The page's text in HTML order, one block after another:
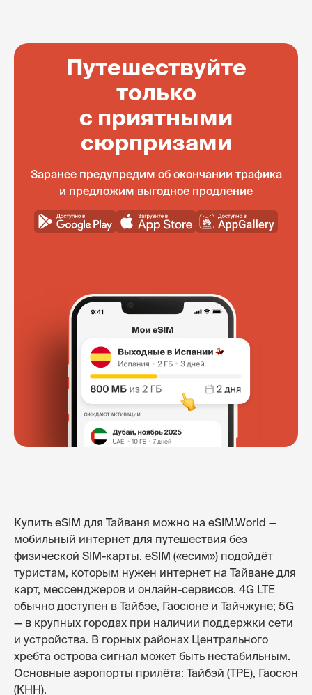
Путешествуйте
только
с приятными
сюрпризами
Заранее предупредим об окончании трафика
и предложим выгодное продление
Купить eSIM для Тайваня можно на eSIM.World —
мобильный интернет для путешествия без
физической SIM-карты. eSIM («есим») подойдёт
туристам, которым нужен интернет на Тайване для
карт, мессенджеров и онлайн-сервисов. 4G LTE
обычно доступен в Тайбэе, Гаосюне и Тайчжуне; 5G
— в крупных городах при наличии поддержки сети
и устройства. В горных районах Центрального
хребта острова сигнал может быть нестабильным.
Основные аэропорты прилёта: Тайбэй (TPE), Гаосюн
(KHH).